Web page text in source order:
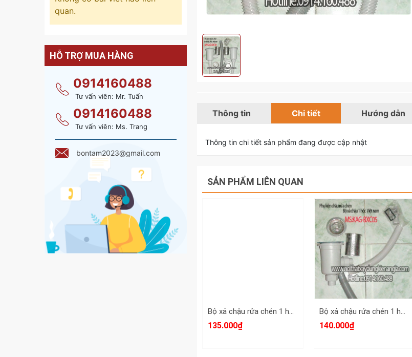
Thông tin Chi tiết Hướng dẫn
Thông tin chi tiết sản phẩm đang được cập nhật
SẢN PHẨM LIÊN QUAN
Bộ xả chậu rửa chén 1 hộc KAG-BXC01
135.000₫
Bộ xả chậu rửa chén 1 hộc KAG-BXC05
140.000₫
quan.
HỖ TRỢ MUA HÀNG
0914160488
Tư vấn viên: Mr. Tuấn
0914160488
Tư vấn viên: Ms. Trang
bontam2023@gmail.com